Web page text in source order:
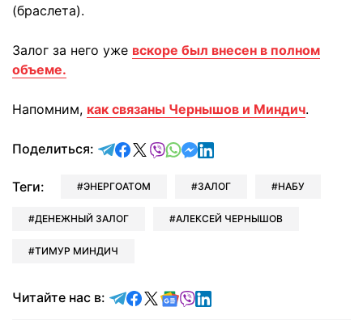
(браслета).
Залог за него уже вскоре был внесен в полном
объеме.
Напомним, как связаны Чернышов и Миндич.
Поделиться: отправить в Telegram
поделиться в Facebook
поделиться в X
отправить в Viber
отправить в Whatsapp
отправить в Messenger
отправить в LinkedIn
Теги: ЭНЕРГОАТОМ ЗАЛОГ НАБУ
ДЕНЕЖНЫЙ ЗАЛОГ АЛЕКСЕЙ ЧЕРНЫШОВ
ТИМУР МИНДИЧ
Читайте нас в: Читайте в Telegram
Читайте в Facebook
Читайте в X
Читайте в Google news
Читайте в Viber
Читайте в LinkedIn